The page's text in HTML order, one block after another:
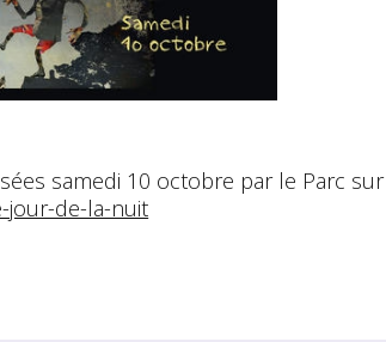
samedi 10 octobre par le Parc sur
jour-de-la-nuit